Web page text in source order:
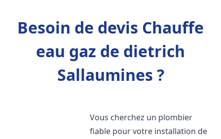
Besoin de devis Chauffe
eau gaz de dietrich
Sallaumines ?
Vous cherchez un plombier
fiable pour votre installation de